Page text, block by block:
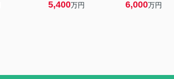
5,400万円 6,000万円